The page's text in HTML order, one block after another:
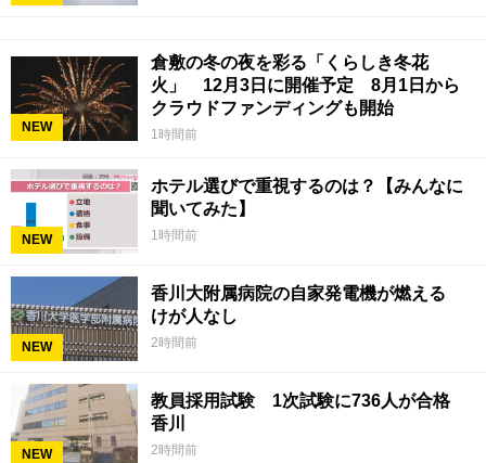
NEW
倉敷の冬の夜を彩る「くらしき冬花
火」 12月3日に開催予定 8月1日から
クラウドファンディングも開始
1時間前
NEW
ホテル選びで重視するのは？【みんなに
聞いてみた】
1時間前
NEW
香川大附属病院の自家発電機が燃える
けが人なし
2時間前
NEW
教員採用試験 1次試験に736人が合格
香川
2時間前